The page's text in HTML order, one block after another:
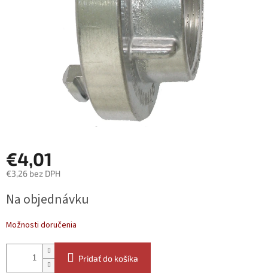
€4,01
€3,26 bez DPH
cena:
Na objednávku
Možnosti doručenia
Pridať do košíka